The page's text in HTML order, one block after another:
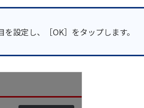
設定し、［OK］をタップします。